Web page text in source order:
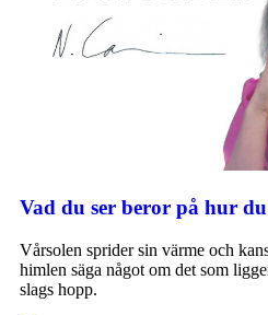
Vad du ser beror på hur
Vårsolen sprider sin värme och
himlen säga något om det som
slags hopp.